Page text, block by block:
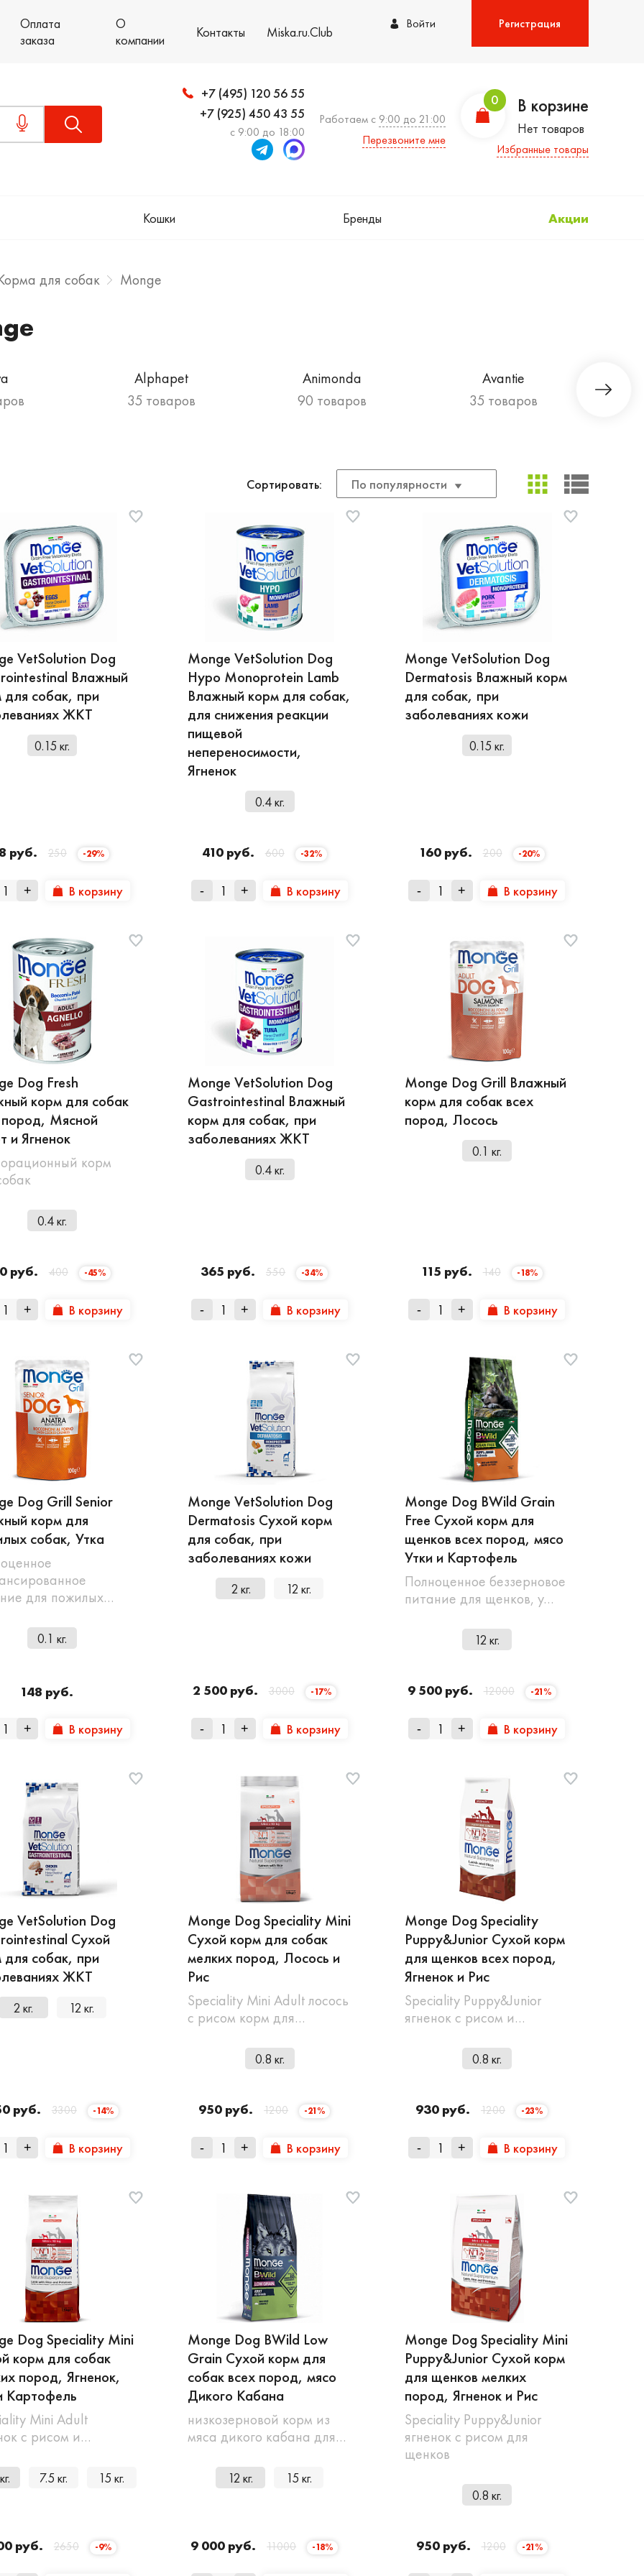
Оплата
заказа
О
компании
Контакты Miska.ru.Club Войти Регистрация
+7 (495) 120 56 55
+7 (925) 450 43 55
с 9:00 до 18:00
Работаем с 9:00 до 21:00
Перезвоните мне
0 В корзине
Нет товаров
Избранные товары
Кошки Бренды Акции
для собак Monge
Alphapet
35 товаров
Animonda
90 товаров
Avantie
35 товаров
Сортировать: По популярности
VetSolution Dog
Влажный
для собак, при
ЖКТ
0.15 кг.
руб. 250 -29%
+ В корзину
Monge VetSolution Dog
Hypo Monoprotein Lamb
Влажный корм для собак,
для снижения реакции
пищевой
непереносимости,
Ягненок
0.4 кг.
410 руб. 600 -32%
- + В корзину
Monge VetSolution Dog
Dermatosis Влажный корм
для собак, при
заболеваниях кожи
0.15 кг.
160 руб. 200 -20%
- + В корзину
Dog Fresh
корм для собак
пород, Мясной
и Ягненок
корм
0.4 кг.
руб. 400 -45%
+ В корзину
Monge VetSolution Dog
Gastrointestinal Влажный
корм для собак, при
заболеваниях ЖКТ
0.4 кг.
365 руб. 550 -34%
- + В корзину
Monge Dog Grill Влажный
корм для собак вcех
пород, Лосось
0.1 кг.
115 руб. 140 -18%
- + В корзину
Dog Grill Senior
корм для
собак, Утка
для пожилых…
0.1 кг.
148 руб.
+ В корзину
Monge VetSolution Dog
Dermatosis Сухой корм
для собак, при
заболеваниях кожи
2 кг. 12 кг.
2 500 руб. 3000 -17%
- + В корзину
Monge Dog BWild Grain
Free Сухой корм для
щенков всех пород, мясо
Утки и Картофель
Полноценное беззерновое
питание для щенков, у…
12 кг.
9 500 руб. 12000 -21%
- + В корзину
VetSolution Dog
Сухой
для собак, при
ЖКТ
2 кг. 12 кг.
руб. 3300 -14%
+ В корзину
Monge Dog Speciality Mini
Сухой корм для собак
мелких пород, Лосось и
Рис
Speciality Mini Adult лосось
с рисом корм для…
0.8 кг.
950 руб. 1200 -21%
- + В корзину
Monge Dog Speciality
Puppy&Junior Сухой корм
для щенков всех пород,
Ягненок и Рис
Speciality Puppy&Junior
ягненок с рисом и…
0.8 кг.
930 руб. 1200 -23%
- + В корзину
Dog Speciality Mini
корм для собак
пород, Ягненок,
Картофель
Mini Adult
с рисом и…
7.5 кг. 15 кг.
руб. 2650 -9%
Monge Dog BWild Low
Grain Сухой корм для
собак всех пород, мясо
Дикого Кабана
низкозерновой корм из
мяса дикого кабана для…
12 кг. 15 кг.
9 000 руб. 11000 -18%
Monge Dog Speciality Mini
Puppy&Junior Сухой корм
для щенков мелких
пород, Ягненок и Рис
Speciality Puppy&Junior
ягненок с рисом для
щенков
0.8 кг.
950 руб. 1200 -21%